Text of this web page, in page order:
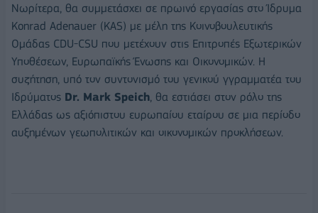
Νωρίτερα, θα συμμετάσχει σε πρωινό εργασίας στο Ίδρυμα
Konrad Adenauer (KAS) με μέλη της Κοινοβουλευτικής
Ομάδας CDU-CSU που μετέχουν στις Επιτροπές Εξωτερικών
Υποθέσεων, Ευρωπαϊκής Ένωσης και Οικονομικών. Η
συζήτηση, υπό τον συντονισμό του γενικού γγραμματέα του
Ιδρύματος Dr. Mark Speich , θα εστιάσει στον ρόλο της
Ελλάδας ως αξιόπιστου ευρωπαίου εταίρου σε μια περίοδο
αυξημένων γεωπολιτικών και οικονομικών προκλήσεων.